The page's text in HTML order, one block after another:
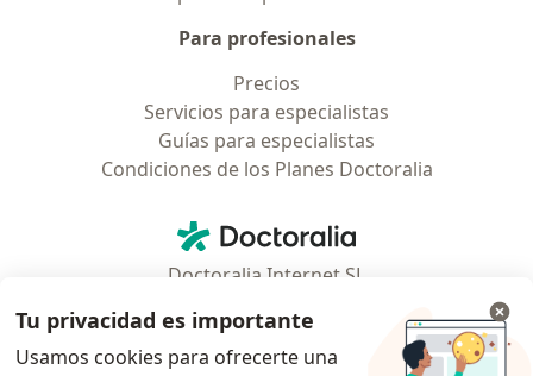
Para profesionales
Precios
Servicios para especialistas
Guías para especialistas
Condiciones de los Planes Doctoralia
Doctoralia - Página de inicio
Doctoralia Internet SL
08019 Barcelona, Spain
Tu privacidad es importante
Usamos cookies para ofrecerte una